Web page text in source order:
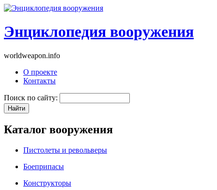
Энциклопедия вооружения
worldweapon.info
О проекте
Контакты
Поиск по сайту:
Каталог вооружения
Пистолеты и револьверы
Боеприпасы
Конструкторы